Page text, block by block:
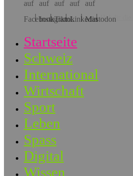
Hol dir die
Startseite
Schweiz
International
Wirtschaft
Sport
Leben
Spass
Digital
Wissen